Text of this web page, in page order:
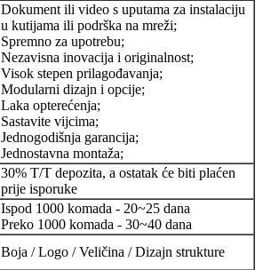
Dokument ili video s uputama za instalaciju
u kutijama ili podrška na mreži;
Spremno za upotrebu;
Nezavisna inovacija i originalnost;
Visok stepen prilagođavanja;
Modularni dizajn i opcije;
Laka opterećenja;
Sastavite vijcima;
Jednogodišnja garancija;
Jednostavna montaža;
30% T/T depozita, a ostatak će biti plaćen
prije isporuke
Ispod 1000 komada - 20~25 dana
Preko 1000 komada - 30~40 dana
Boja / Logo / Veličina / Dizajn strukture